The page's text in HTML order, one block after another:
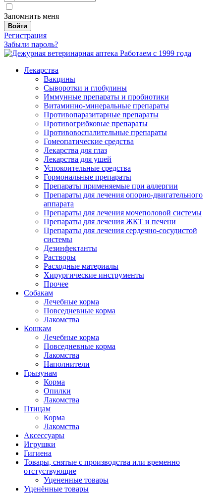
Запомнить меня
Войти
Регистрация
Забыли пароль?
Работаем с 1999 года
Лекарства
Вакцины
Сыворотки и глобулины
Иммунные препараты и пробиотики
Витаминно-минеральные препараты
Противопаразитарные препараты
Противогрибковые препараты
Противовоспалительные препараты
Гомеопатические средства
Лекарства для глаз
Лекарства для ушей
Успокоительные средства
Гормональные препараты
Препараты применяемые при аллергии
Препараты для лечения опорно-двигательного
аппарата
Препараты для лечения мочеполовой системы
Препараты для лечения ЖКТ и печени
Препараты для лечения сердечно-сосудистой
системы
Дезинфектанты
Растворы
Расходные материалы
Хирургические инструменты
Прочее
Собакам
Лечебные корма
Повседневные корма
Лакомства
Кошкам
Лечебные корма
Повседневные корма
Лакомства
Наполнители
Грызунам
Корма
Опилки
Лакомства
Птицам
Корма
Лакомства
Аксессуары
Игрушки
Гигиена
Товары, снятые с производства или временно
отстуствующие
Уцененные товары
Уценённые товары